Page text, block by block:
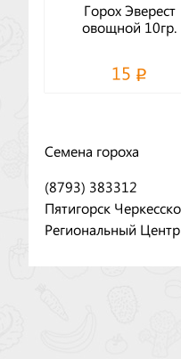
Горох Эверест
овощной 10гр.
15
Семена гороха
(8793) 383312
Пятигорск
Региональный